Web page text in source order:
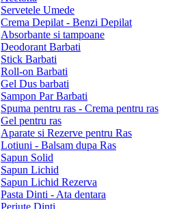
Servetele Umede
Crema Depilat - Benzi Depilat
Absorbante si tampoane
Deodorant Barbati
Stick Barbati
Roll-on Barbati
Gel Dus barbati
Sampon Par Barbati
Spuma pentru ras - Crema pentru ras
Gel pentru ras
Aparate si Rezerve pentru Ras
Lotiuni - Balsam dupa Ras
Sapun Solid
Sapun Lichid
Sapun Lichid Rezerva
Pasta Dinti - Ata dentara